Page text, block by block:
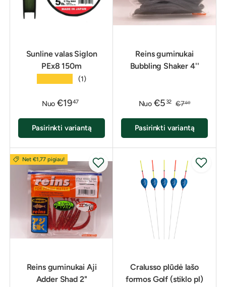
Sunline valas Siglon
PEx8 150m
(1)
Nuo €1947
Pasirinkti variantą
Reins guminukai
Bubbling Shaker 4''
Nuo €5 32 €760
Pasirinkti variantą
Net €1,77 pigiau!
Reins guminukai Aji
Adder Shad 2"
Cralusso plūdė lašo
formos Golf (stiklo pl)